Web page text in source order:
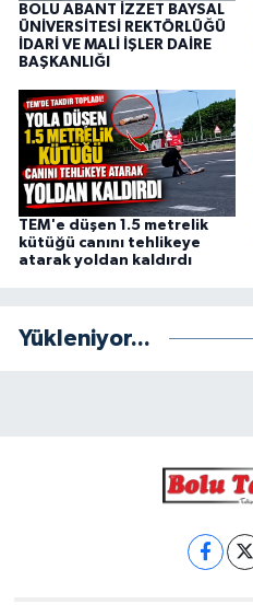
BOLU ABANT İZZET BAYSAL
ÜNİVERSİTESİ REKTÖRLÜĞÜ
İDARİ VE MALİ İŞLER DAİRE
BAŞKANLIĞI
TEM'e düşen 1.5 metrelik
kütüğü canını tehlikeye
atarak yoldan kaldırdı
Yükleniyor...